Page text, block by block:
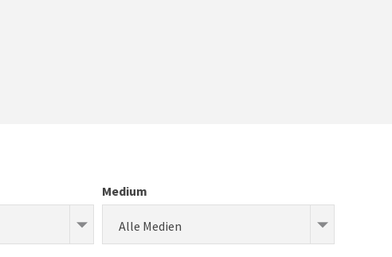
Medium
Alle Medien